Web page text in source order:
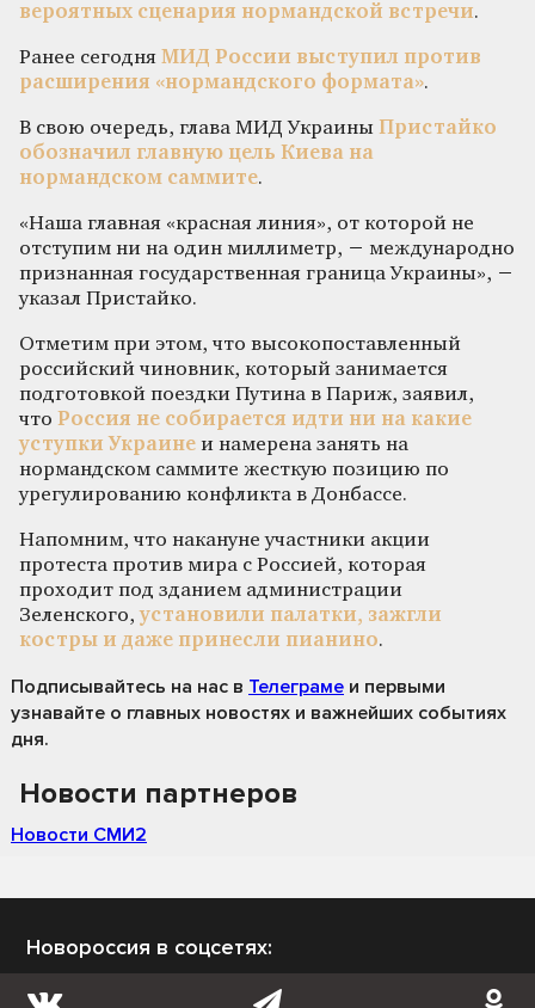
вероятных сценария нормандской встречи.
Ранее сегодня МИД России выступил против
расширения «нормандского формата».
В свою очередь, глава МИД Украины Пристайко
обозначил главную цель Киева на
нормандском саммите.
«Наша главная «красная линия», от которой не
отступим ни на один миллиметр, − международно
признанная государственная граница Украины», −
указал Пристайко.
Отметим при этом, что высокопоставленный
российский чиновник, который занимается
подготовкой поездки Путина в Париж, заявил,
что Россия не собирается идти ни на какие
уступки Украине и намерена занять на
нормандском саммите жесткую позицию по
урегулированию конфликта в Донбассе.
Напомним, что накануне участники акции
протеста против мира с Россией, которая
проходит под зданием администрации
Зеленского,установили палатки, зажгли
костры и даже принесли пианино.
Подписывайтесь на нас в Телеграме и первыми
узнавайте о главных новостях и важнейших событиях
дня.
Новости партнеров
Новости СМИ2
Новороссия в соцсетях: